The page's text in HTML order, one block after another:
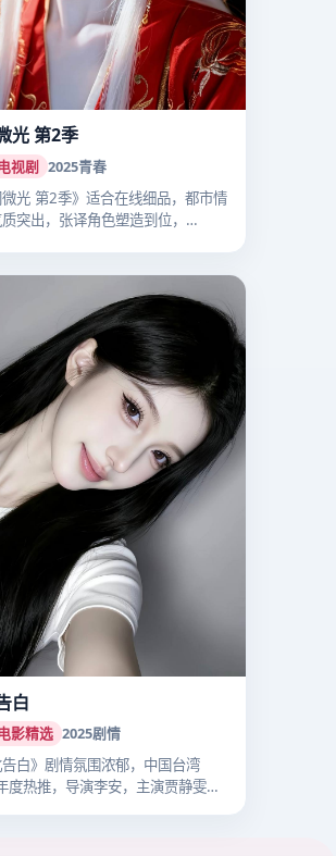
光 第2季
视剧 2025青春
微光 第2季》适合在线细品，都市情
突出，张译角色塑造到位，
白
影精选 2025剧情
告白》剧情氛围浓郁，中国台湾
度热推，导演李安，主演贾静雯，